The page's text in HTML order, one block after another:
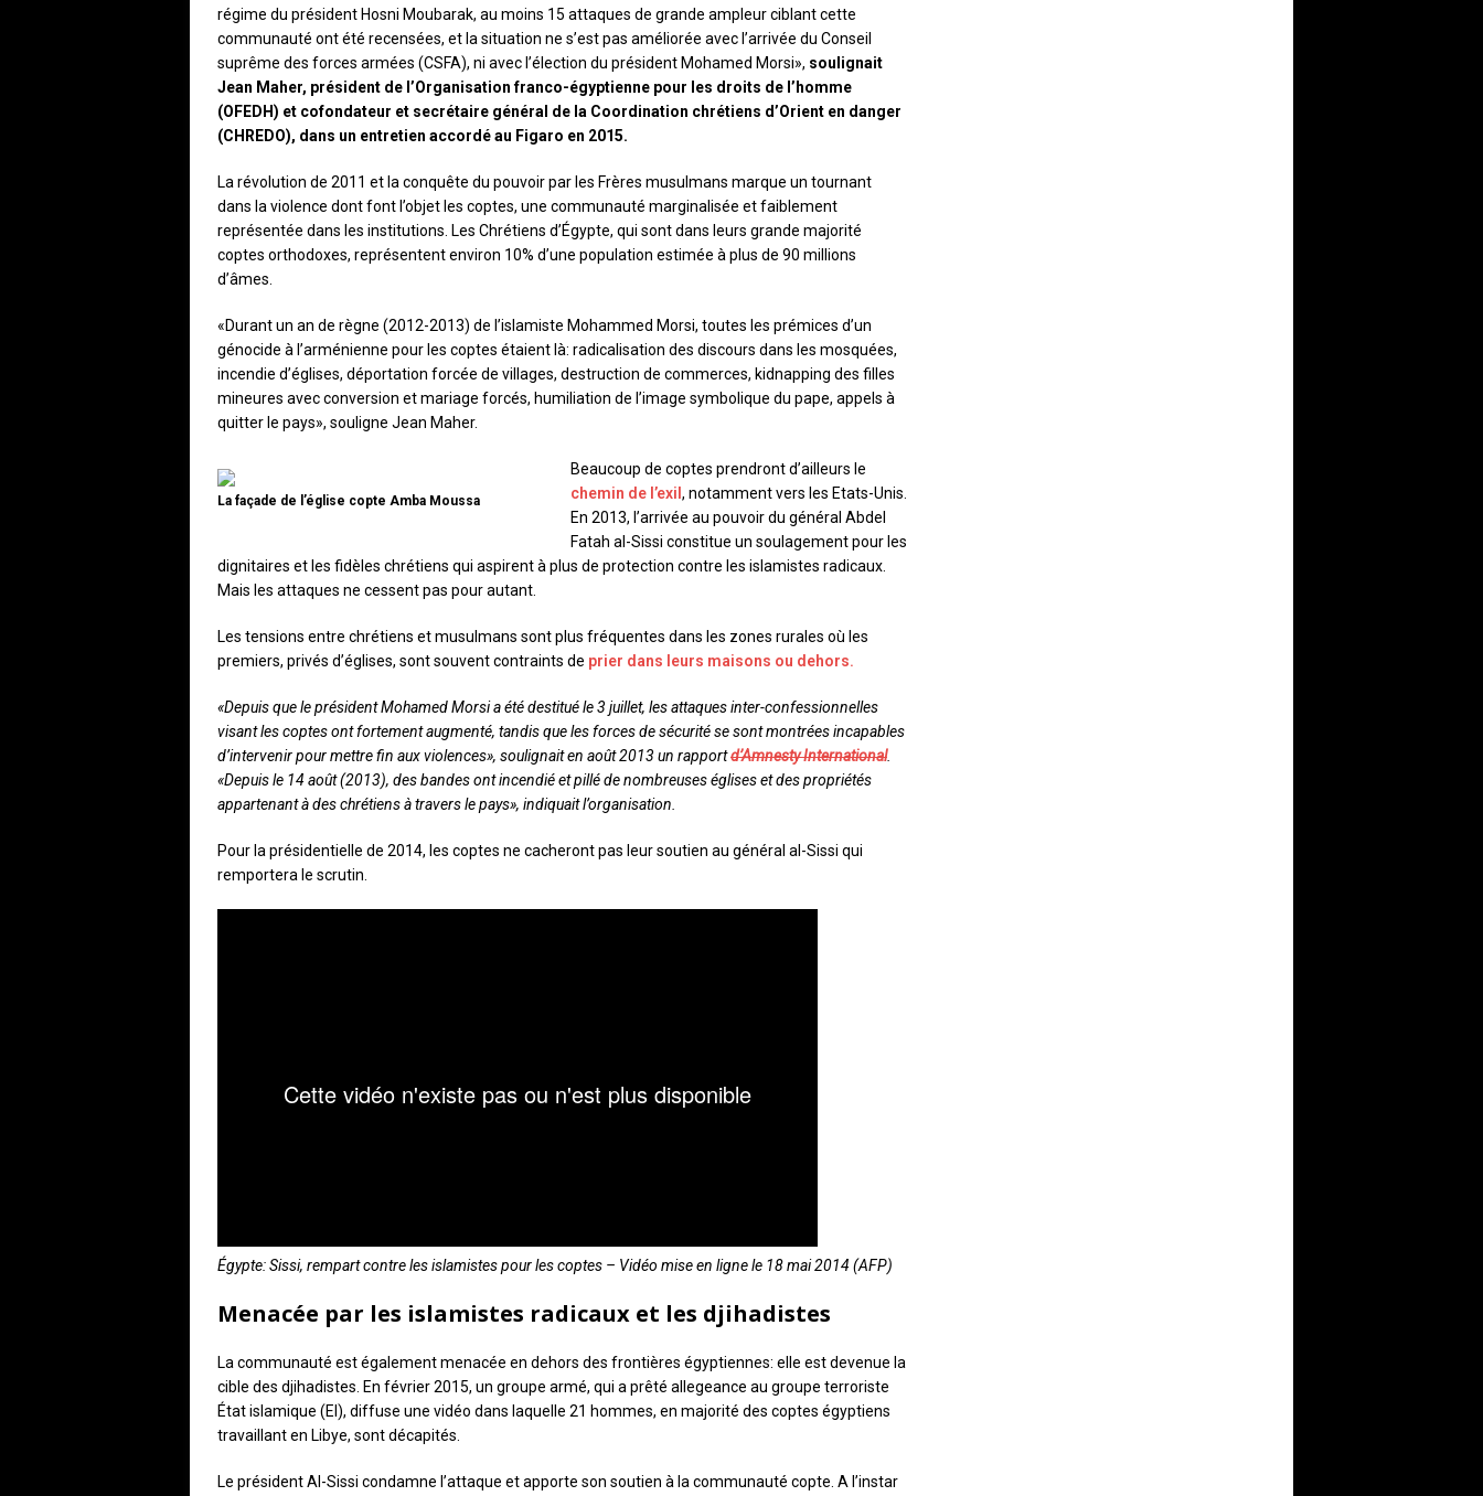
régime du président Hosni Moubarak, au moins 15 attaques de grande ampleur ciblant cette
communauté ont été recensées, et la situation ne s’est pas améliorée avec l’arrivée du Conseil
suprême des forces armées (CSFA), ni avec l’élection du président Mohamed Morsi», soulignait
Jean Maher, président de l’Organisation franco-égyptienne pour les droits de l’homme
(OFEDH) et cofondateur et secrétaire général de la Coordination chrétiens d’Orient en danger
(CHREDO), dans un entretien accordé au Figaro en 2015.
La révolution de 2011 et la conquête du pouvoir par les Frères musulmans marque un tournant
dans la violence dont font l’objet les coptes, une communauté marginalisée et faiblement
représentée dans les institutions. Les Chrétiens d’Égypte, qui sont dans leurs grande majorité
coptes orthodoxes, représentent environ 10% d’une population estimée à plus de 90 millions
d’âmes.
«Durant un an de règne (2012-2013) de l’islamiste Mohammed Morsi, toutes les prémices d’un
génocide à l’arménienne pour les coptes étaient là: radicalisation des discours dans les mosquées,
incendie d’églises, déportation forcée de villages, destruction de commerces, kidnapping des filles
mineures avec conversion et mariage forcés, humiliation de l’image symbolique du pape, appels à
quitter le pays», souligne Jean Maher.
La façade de l’église copte Amba Moussa
Beaucoup de coptes prendront d’ailleurs le
chemin de l’exil , notamment vers les Etats-Unis.
En 2013, l’arrivée au pouvoir du général Abdel
Fatah al-Sissi constitue un soulagement pour les
dignitaires et les fidèles chrétiens qui aspirent à plus de protection contre les islamistes radicaux.
Mais les attaques ne cessent pas pour autant.
Les tensions entre chrétiens et musulmans sont plus fréquentes dans les zones rurales où les
premiers, privés d’églises, sont souvent contraints de prier dans leurs maisons ou dehors.
«Depuis que le président Mohamed Morsi a été destitué le 3 juillet, les attaques inter-confessionnelles
visant les coptes ont fortement augmenté, tandis que les forces de sécurité se sont montrées incapables
d’intervenir pour mettre fin aux violences», soulignait en août 2013 un rapportd’Amnesty International.
«Depuis le 14 août (2013), des bandes ont incendié et pillé de nombreuses églises et des propriétés
appartenant à des chrétiens à travers le pays», indiquait l’organisation.
Pour la présidentielle de 2014, les coptes ne cacheront pas leur soutien au général al-Sissi qui
remportera le scrutin.
Égypte: Sissi, rempart contre les islamistes pour les coptes – Vidéo mise en ligne le 18 mai 2014 (AFP)
Menacée par les islamistes radicaux et les djihadistes
La communauté est également menacée en dehors des frontières égyptiennes: elle est devenue la
cible des djihadistes. En février 2015, un groupe armé, qui a prêté allegeance au groupe terroriste
État islamique (EI), diffuse une vidéo dans laquelle 21 hommes, en majorité des coptes égyptiens
travaillant en Libye, sont décapités.
Le président Al-Sissi condamne l’attaque et apporte son soutien à la communauté copte. A l’instar